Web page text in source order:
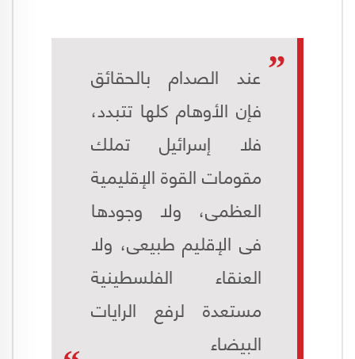
عند الصدام بالحقائق
فإن الأوهام كلها تتبدد،
فلا إسرائيل تملك
مقومات القوة الإقليمية
العظمى، ولا وجودها
فى الإقليم طبيعى، ولا
العنقاء الفلسطينية
مستعدة لرفع الرايات
البيضاء